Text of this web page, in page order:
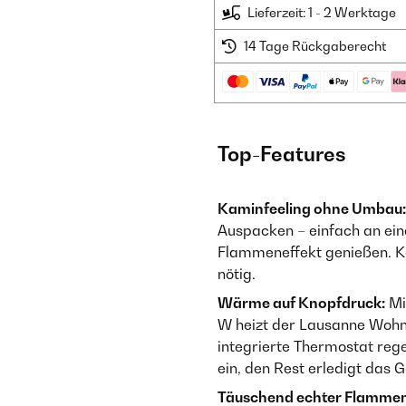
Lieferzeit: 1 - 2 Werktage
14 Tage Rückgaberecht
Top-Features
Kaminfeeling ohne Umbau:
Auspacken – einfach an
Flammeneffekt genießen.
nötig.
Wärme auf Knopfdruck:
W heizt der Lausanne
integrierte Thermostat
ein, den Rest erledigt das
Täuschend echter